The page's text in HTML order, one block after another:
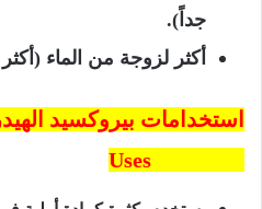
جداً).
أكثر لزوجة من الماء
استخدامات بيروكسيد
Use